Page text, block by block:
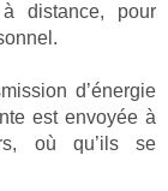
distance, pour
d’énergie
est envoyée à
où qu’ils se